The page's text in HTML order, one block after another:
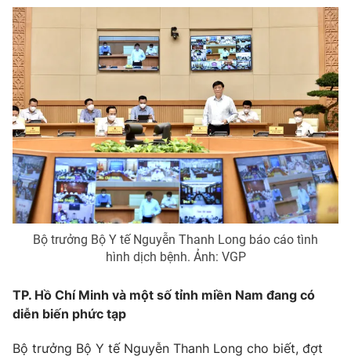
THỜI BÁO VTV
Theo dõi báo trên
Cơ quan chủ quản:Đài Truyền hình Việt Nam
Cơ quan báo chí:Thời báo VTV
Giấy phép hoạt động báo in và báo điện tử số 483/GP-BTTTT
cấp ngày 29/12/2023
Vũ Thanh Thủy
Nguyễn Trọng Ninh
Tổng đài VTV:024.38 355 931 - 024.38 355 932
Ðiện thoại Thời báo VTV:
024.66 897 897
Bộ trưởng Bộ Y tế Nguyễn Thanh Long báo cáo tình
hình dịch bệnh. Ảnh: VGP
TP. Hồ Chí Minh và một số tỉnh miền Nam đang có
diễn biến phức tạp
Bộ trưởng Bộ Y tế Nguyễn Thanh Long cho biết, đợt